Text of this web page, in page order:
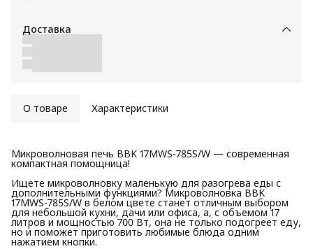
Доставка
О товаре Характеристики
Микроволновая печь BBK 17MWS-785S/W — современная
компактная помощница!
Ищете микроволновку маленькую для разогрева еды с
дополнительными функциями? Микроволновка BBK
17MWS-785S/W в белом цвете станет отличным выбором
для небольшой кухни, дачи или офиса, а, с объемом 17
литров и мощностью 700 Вт, она не только подогреет еду,
но и поможет приготовить любимые блюда одним
нажатием кнопки.